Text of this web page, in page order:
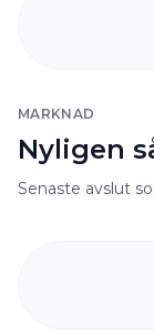
MARKNAD
Nyligen
Senaste avslut